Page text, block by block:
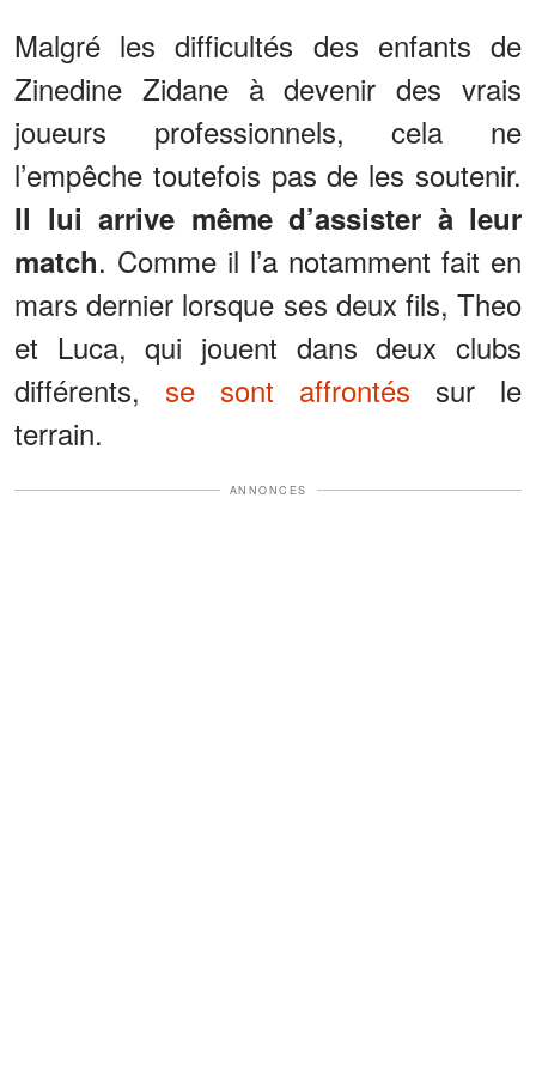
Malgré les difficultés des enfants de
Zinedine Zidane à devenir des vrais
joueurs professionnels, cela ne
l’empêche toutefois pas de les soutenir.
Il lui arrive même d’assister à leur
match. Comme il l’a notamment fait en
mars dernier lorsque ses deux fils, Theo
et Luca, qui jouent dans deux clubs
différents, se sont affrontés sur le
terrain.
ANNONCES